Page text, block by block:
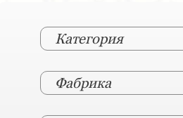
Категория
Фабрика